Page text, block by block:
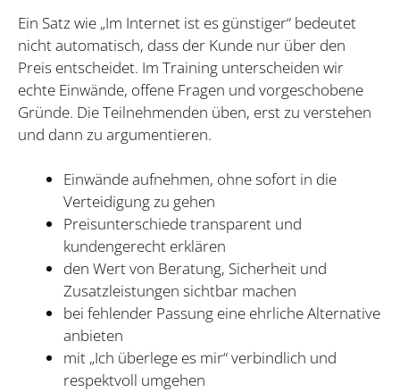
Ein Satz wie „Im Internet ist es günstiger“ bedeutet
nicht automatisch, dass der Kunde nur über den
Preis entscheidet. Im Training unterscheiden wir
echte Einwände, offene Fragen und vorgeschobene
Gründe. Die Teilnehmenden üben, erst zu verstehen
und dann zu argumentieren.
Einwände aufnehmen, ohne sofort in die
Verteidigung zu gehen
Preisunterschiede transparent und
kundengerecht erklären
den Wert von Beratung, Sicherheit und
Zusatzleistungen sichtbar machen
bei fehlender Passung eine ehrliche Alternative
anbieten
mit „Ich überlege es mir“ verbindlich und
respektvoll umgehen